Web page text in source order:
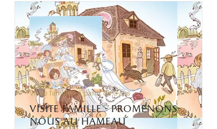
Visite famille - à partir de 3 ans
visite famille - promenons-
nous au hameau